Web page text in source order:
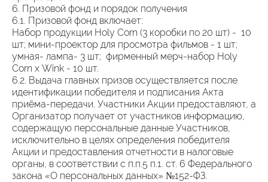
6. Призовой фонд и порядок получения
6.1. Призовой фонд включает:
Набор продукции Holy Corn (3 коробки по 20 шт) - 10
шт; мини-проектор для просмотра фильмов - 1 шт;
умная- лампа- 3 шт; фирменный мерч-набор Holy
Corn x Wink - 10 шт.
6.2. Выдача главных призов осуществляется после
идентификации победителя и подписания Акта
приёма-передачи. Участники Акции предоставляют, а
Организатор получает от участников информацию,
содержащую персональные данные Участников,
исключительно в целях определения победителя
Акции и предоставления отчетности в налоговые
органы, в соответствии с п.п.5 п.1. ст. 6 Федерального
закона «О персональных данных» №152-ФЗ.